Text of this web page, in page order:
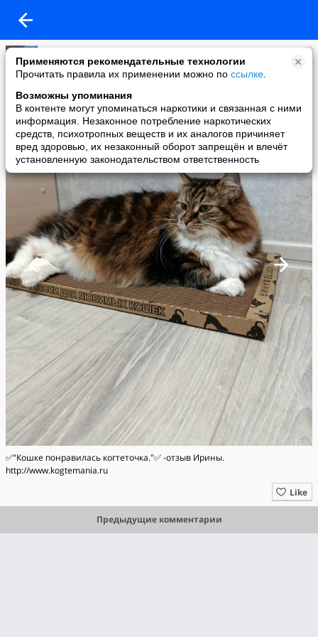
Применяются рекомендательные технологии
Прочитать правила их применении можно по ссылке
Возможны упоминания
В контенте могут упоминаться наркотики и связанная с ними
информация. Незаконное потребление наркотических
средств, психотропных веществ и их аналогов причиняет
вред здоровью, их незаконный оборот запрещён и влечёт
установленную законодательством ответственность
Когтеточки для кошек ТМ "Когтедралка" и "Когтемания"
added a photo
27 Apr в 17:20
✅️"Кошке понравилась когтеточка."✅️ -отзыв Ирины.
http://www.kogtemania.ru
Like
Предыдущие комментарии